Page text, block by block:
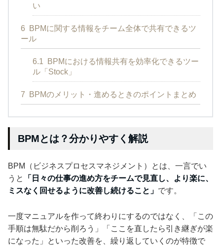
い
6
BPMに関する情報をチーム全体で共有できるツ
ール
6.1
BPMにおける情報共有を効率化できるツー
ル「Stock」
7 BPMのメリット・進めるときのポイントまとめ
BPMとは？分かりやすく解説
BPM（ビジネスプロセスマネジメント）とは、一言でい
うと
「日々の仕事の進め方をチームで見直し、より楽に、
ミスなく回せるように改善し続けること」 です。
一度マニュアルを作って終わりにするのではなく、「この
手順は無駄だから削ろう」「ここを直したら引き継ぎが楽
になった」といった改善を、繰り返していくのが特徴で